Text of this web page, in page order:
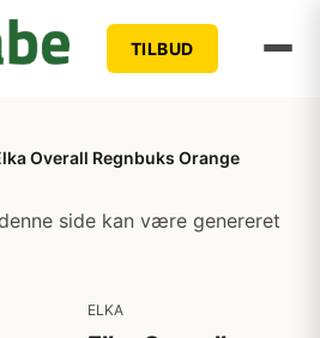
TILBUD
Overall Regnbuks Orange
side kan være genereret
ELKA